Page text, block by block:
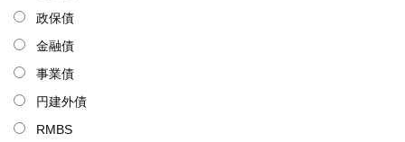
政保債
金融債
事業債
円建外債
RMBS